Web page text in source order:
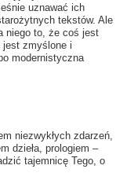
uznawać ich
tekstów. Ale
niego to, że coś jest
jest zmyślone i
modernistyczna
niezwykłych zdarzeń,
dzieła, prologiem –
tajemnicę Tego, o